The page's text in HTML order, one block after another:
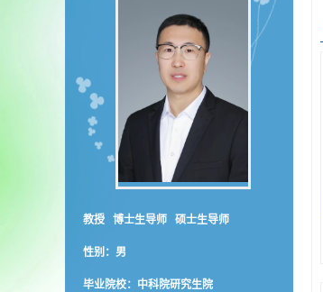
教授 博士生导师 硕士生导师
性别：男
毕业院校：中科院研究生院